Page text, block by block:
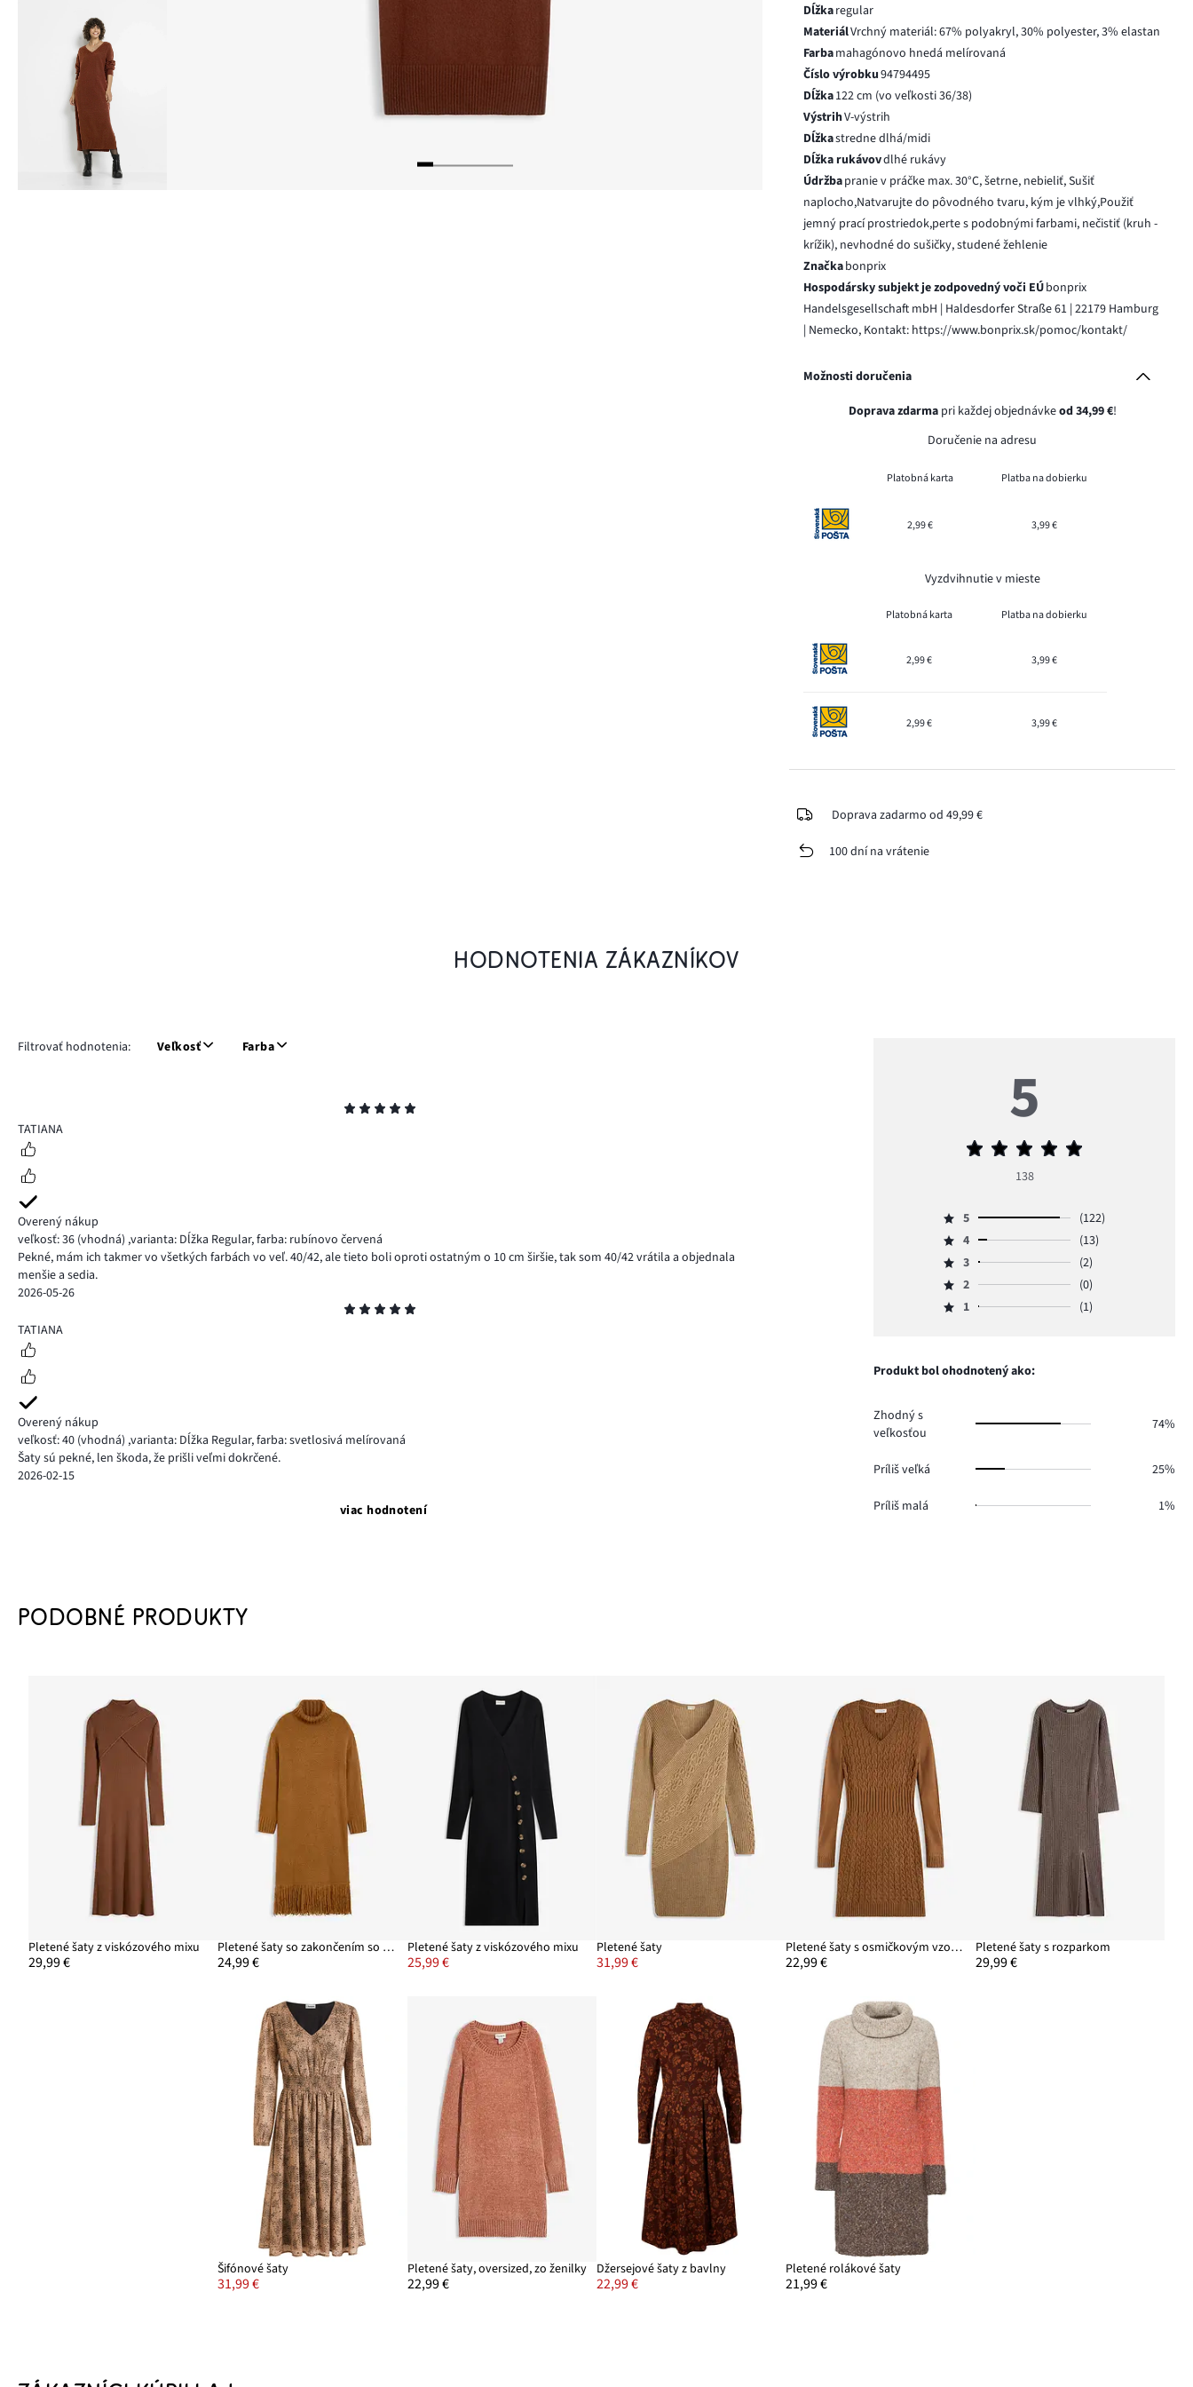
Dĺžkaregular
MateriálVrchný materiál: 67% polyakryl, 30% polyester, 3% elastan
Farbamahagónovo hnedá melírovaná
Číslo výrobku94794495
Dĺžka122 cm (vo veľkosti 36/38)
VýstrihV-výstrih
Dĺžkastredne dlhá/midi
Dĺžka rukávovdlhé rukávy
Údržbapranie v práčke max. 30°C, šetrne, nebieliť, Sušiť
naplocho,Natvarujte do pôvodného tvaru, kým je vlhký,Použiť
jemný prací prostriedok,perte s podobnými farbami, nečistiť (kruh -
krížik), nevhodné do sušičky, studené žehlenie
Značkabonprix
Hospodársky subjekt je zodpovedný voči EÚbonprix
Handelsgesellschaft mbH | Haldesdorfer Straße 61 | 22179 Hamburg
| Nemecko, Kontakt: https://www.bonprix.sk/pomoc/kontakt/
Možnosti doručenia
Doprava zdarmapri každej objednávkeod 34,99 €!
Doručenie na adresu
Platobná karta Platba na dobierku
2,99 € 3,99 €
Vyzdvihnutie v mieste
Platobná karta Platba na dobierku
2,99 € 3,99 €
2,99 € 3,99 €
Doprava zadarmo od 49,99 €
100 dní na vrátenie
HODNOTENIA ZÁKAZNÍKOV
Filtrovať hodnotenia: Veľkosť Farba
5
TATIANA
Overený nákup
veľkosť: 36 (vhodná) ,varianta: Dĺžka Regular,farba: rubínovo červená
Pekné, mám ich takmer vo všetkých farbách vo veľ. 40/42, ale tieto boli oproti ostatným o 10 cm širšie, tak som 40/42 vrátila a objednala
menšie a sedia.
2026-05-26
5
TATIANA
Overený nákup
veľkosť: 40 (vhodná) ,varianta: Dĺžka Regular,farba: svetlosivá melírovaná
Šaty sú pekné, len škoda, že prišli veľmi dokrčené.
2026-02-15
viac hodnotení
5
Priemerné
5
138
Hodnotenie
5,
počet
hlasov
5
(122)
Hodnotenie
4,
počet
hlasov
4
(13)
Hodnotenie
3,
počet
3
(2)
Hodnotenie
2,
0.
2
(0)
Hodnotenie
hlasov
1 (1)
Produkt bol ohodnotený ako:
Zhodný s
veľkosťou
74%
Príliš veľká 25%
Príliš malá 1%
PODOBNÉ PRODUKTY
Pletené šaty z viskózového mixu
29,99 €
Pletené šaty so zakončením so strapcami
24,99 €
Pletené šaty z viskózového mixu
25,99 €
Pletené šaty
31,99 €
Pletené šaty s osmičkovým vzorom
22,99 €
Pletené šaty s rozparkom
29,99 €
Šifónové šaty
31,99 €
Pletené šaty, oversized, zo ženilky
22,99 €
Džersejové šaty z bavlny
22,99 €
Pletené rolákové šaty
21,99 €